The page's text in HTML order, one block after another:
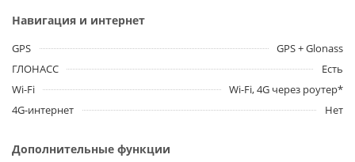
Навигация и интернет
GPS
GPS + Glonass
ГЛОНАСС
Есть
Wi-Fi
Wi-Fi, 4G через роутер*
4G-интернет
Нет
Дополнительные функции